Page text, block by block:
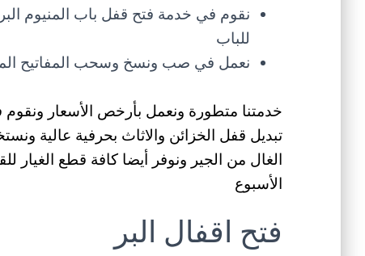
نقوم في خدمة فتح قفل باب المنيوم
للباب
نعمل في صب ونسخ وسحب المفاتيح
خدمتنا متطورة ونعمل بأرخص الأسعار ونقوم
تبديل قفل الخزائن والاثاث بحرفية عالية
الغال من الجير ونوفر أيضا كافة قطع الغيار
الأسبوع
فتح اقفال البر